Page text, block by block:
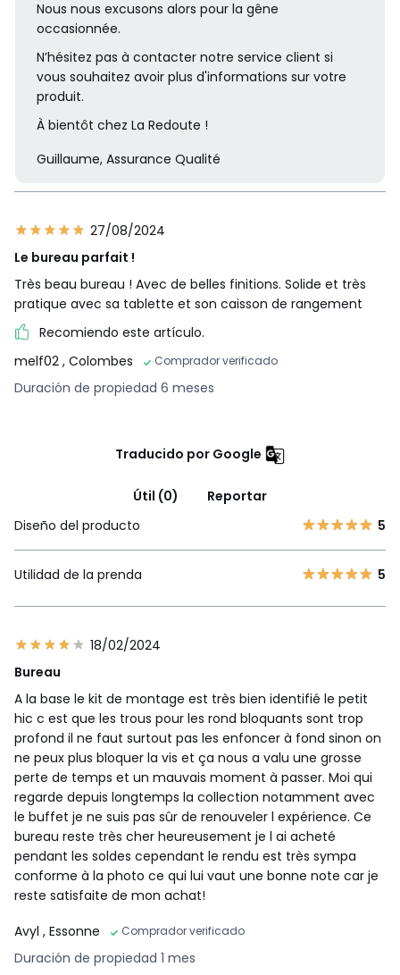
Nous nous excusons alors pour la gêne
occasionnée.
N’hésitez pas à contacter notre service client si
vous souhaitez avoir plus d'informations sur votre
produit.
À bientôt chez La Redoute !
Guillaume, Assurance Qualité
27/08/2024
Le bureau parfait !
Très beau bureau ! Avec de belles finitions. Solide et très
pratique avec sa tablette et son caisson de rangement
Recomiendo este artículo.
melf02 , Colombes Comprador verificado
Duración de propiedad 6 meses
Traducido por Google
Útil (0)
Reportar
Diseño del producto
5
Utilidad de la prenda 5
18/02/2024
Bureau
A la base le kit de montage est très bien identifié le petit
hic c est que les trous pour les rond bloquants sont trop
profond il ne faut surtout pas les enfoncer à fond sinon on
ne peux plus bloquer la vis et ça nous a valu une grosse
perte de temps et un mauvais moment à passer. Moi qui
regarde depuis longtemps la collection notamment avec
le buffet je ne suis pas sûr de renouveler l expérience. Ce
bureau reste très cher heureusement je l ai acheté
pendant les soldes cependant le rendu est très sympa
conforme à la photo ce qui lui vaut une bonne note car je
reste satisfaite de mon achat!
Avyl , Essonne Comprador verificado
Duración de propiedad 1 mes